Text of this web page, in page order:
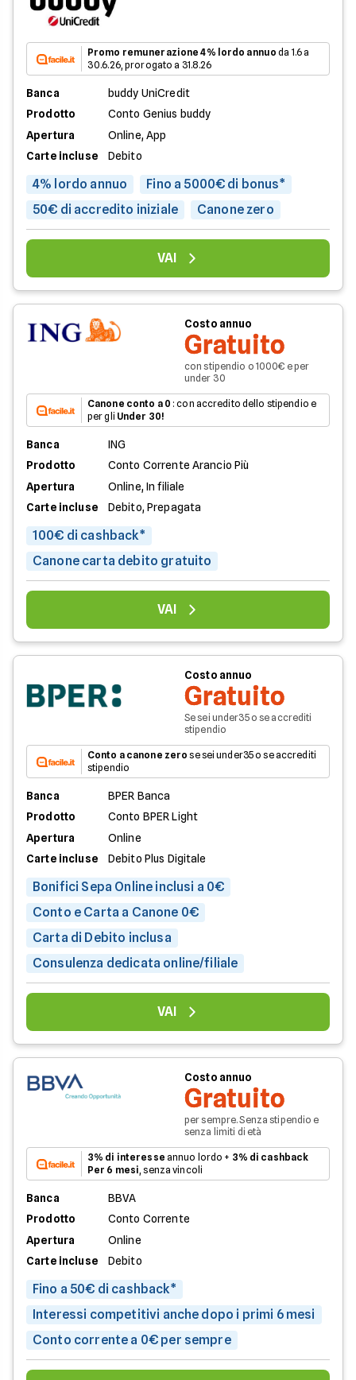
Promo remunerazione 4% lordo annuo da 1.6 a
30.6.26, prorogato a 31.8.26
Banca
buddy UniCredit
Prodotto
Conto Genius buddy
Apertura
Online, App
Carte incluse
Debito
4% lordo annuo
Fino a 5000€ di bonus*
50€ di accredito iniziale
Canone zero
VAI
Costo annuo
Gratuito
con stipendio o 1000€ e per
under 30
Canone conto a 0 : con accredito dello stipendio e
per gli Under 30!
Banca
ING
Prodotto
Conto Corrente Arancio Più
Apertura
Online, In filiale
Carte incluse
Debito, Prepagata
100€ di cashback*
Canone carta debito gratuito
VAI
Costo annuo
Gratuito
Se sei under35 o se accrediti
stipendio
Conto a canone zero se sei under35 o se accrediti
stipendio
Banca
BPER Banca
Prodotto
Conto BPER Light
Apertura
Online
Carte incluse
Debito Plus Digitale
Bonifici Sepa Online inclusi a 0€
Conto e Carta a Canone 0€
Carta di Debito inclusa
Consulenza dedicata online/filiale
VAI
Costo annuo
Gratuito
per sempre. Senza stipendio e
senza limiti di età
3% di interesse annuo lordo + 3% di cashback
Per 6 mesi, senza vincoli
Banca
BBVA
Prodotto
Conto Corrente
Apertura
Online
Carte incluse
Debito
Fino a 50€ di cashback*
Interessi competitivi anche dopo i primi 6 mesi
Conto corrente a 0€ per sempre